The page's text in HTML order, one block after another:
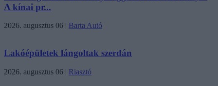
A kínai pr...
2026. augusztus 06 | Barta Autó
Lakóépületek lángoltak szerdán
2026. augusztus 06 | Riasztó